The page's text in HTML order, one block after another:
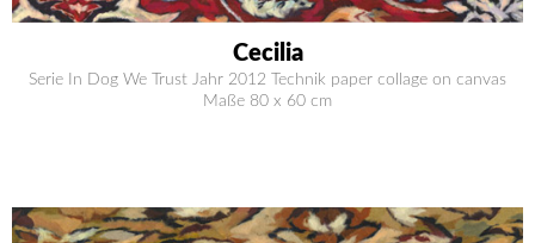
Cecilia
Serie In Dog We Trust Jahr 2012 Technik paper collage on canvas
Maße 80 x 60 cm